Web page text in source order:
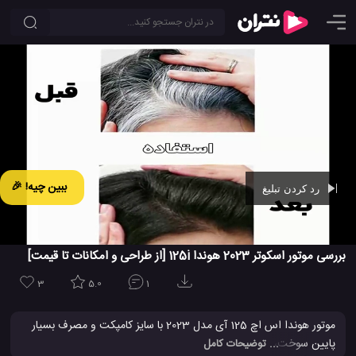
ببین چیه! 🎉
بررسی موتور اسکوتر 2023 هوندا 125i [از طراحی و امکانات تا قیمت]
3 5.0 1
موتور هوندا اس اچ 125 آی مدل 2023 با سایز کامپکت و مصرف بسیار
پایین سوخت، یکی از بهترین وسیله های حمل و نقل برای محیط های
... توضیحات کامل